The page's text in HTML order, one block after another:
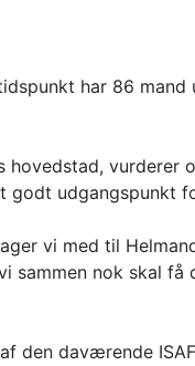
har 86
udgangspunkt
vi med til
nok skal få
den daværende